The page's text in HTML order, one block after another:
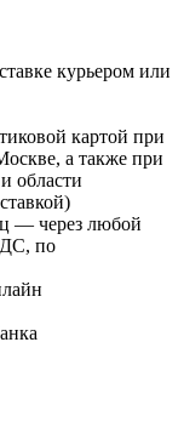
курьером или
картой при
а также при
области
— через любой
по